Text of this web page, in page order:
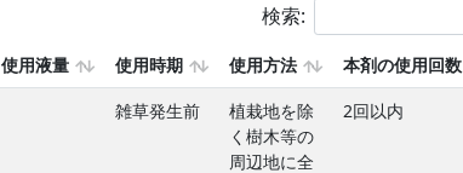
検索:
使用液量 使用時期 使用方法 本剤の使用回数
雑草発生前
植栽地を除
く樹木等の
周辺地に全
2回以内